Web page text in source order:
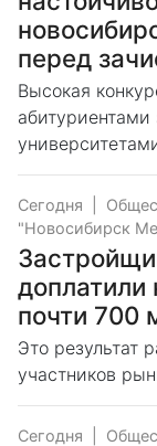
перед
Высокая
Сегодня
"Новосибирск
доплатили
почти 700
Это результат
участников
Сегодня